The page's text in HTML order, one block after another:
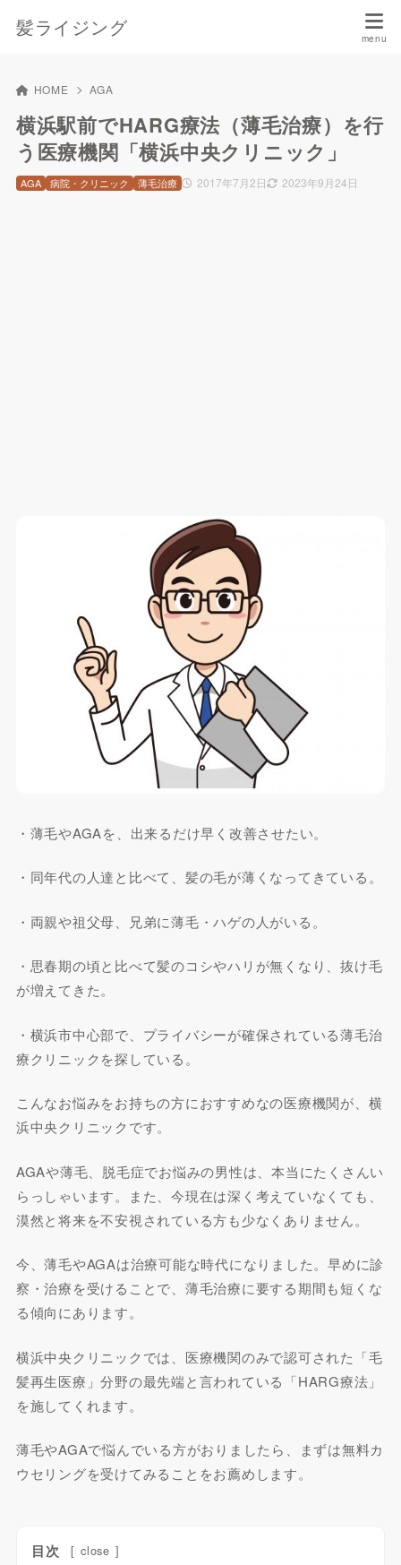
髪ライジング
HOME AGA
横浜駅前でHARG療法（薄毛治療）を行
う医療機関「横浜中央クリニック」
2017年7月2日 2023年9月24日
AGA 病院・クリニック 薄毛治療
・薄毛やAGAを、出来るだけ早く改善させたい。
・同年代の人達と比べて、髪の毛が薄くなってきている。
・両親や祖父母、兄弟に薄毛・ハゲの人がいる。
・思春期の頃と比べて髪のコシやハリが無くなり、抜け毛
が増えてきた。
・横浜市中心部で、プライバシーが確保されている薄毛治
療クリニックを探している。
こんなお悩みをお持ちの方におすすめなの医療機関が、横
浜中央クリニックです。
AGAや薄毛、脱毛症でお悩みの男性は、本当にたくさんい
らっしゃいます。また、今現在は深く考えていなくても、
漠然と将来を不安視されている方も少なくありません。
今、薄毛やAGAは治療可能な時代になりました。早めに診
察・治療を受けることで、薄毛治療に要する期間も短くな
る傾向にあります。
横浜中央クリニックでは、医療機関のみで認可された「毛
髪再生医療」分野の最先端と言われている「HARG療法」
を施してくれます。
薄毛やAGAで悩んでいる方がおりましたら、まずは無料カ
ウセリングを受けてみることをお薦めします。
目次 [ close ]